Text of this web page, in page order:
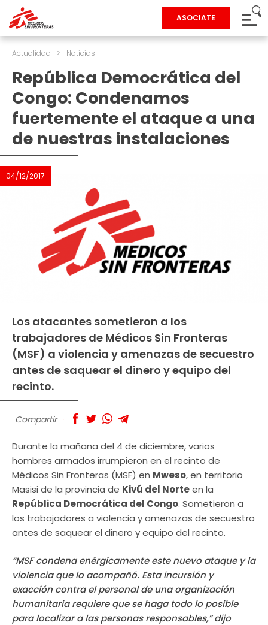
ASOCIATE
Actualidad > Noticias
República Democrática del
Congo: Condenamos
fuertemente el ataque a una
de nuestras instalaciones
04/12/2017
Los atacantes sometieron a los
trabajadores de Médicos Sin Fronteras
(MSF) a violencia y amenazas de secuestro
antes de saquear el dinero y equipo del
recinto.
Compartir
Durante la mañana del 4 de diciembre, varios
hombres armados irrumpieron en el recinto de
Médicos Sin Fronteras (MSF) en Mweso, en territorio
Masisi de la provincia de Kivú del Norteen la
República Democrática del Congo. Sometieron a
los trabajadores a violencia y amenazas de secuestro
antes de saquear el dinero y equipo del recinto.
“MSF condena enérgicamente este nuevo ataque y la
violencia que lo acompañó. Esta incursión y
exacción contra el personal de una organización
humanitaria requiere que se haga todo lo posible
para localizar a las personas responsables,” dijo